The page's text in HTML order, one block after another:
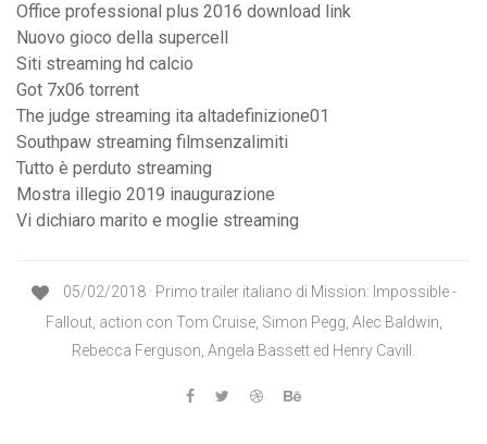
Office professional plus 2016 download link
Nuovo gioco della supercell
Siti streaming hd calcio
Got 7x06 torrent
The judge streaming ita altadefinizione01
Southpaw streaming filmsenzalimiti
Tutto è perduto streaming
Mostra illegio 2019 inaugurazione
Vi dichiaro marito e moglie streaming
05/02/2018 · Primo trailer italiano di Mission: Impossible -
Fallout, action con Tom Cruise, Simon Pegg, Alec Baldwin,
Rebecca Ferguson, Angela Bassett ed Henry Cavill.